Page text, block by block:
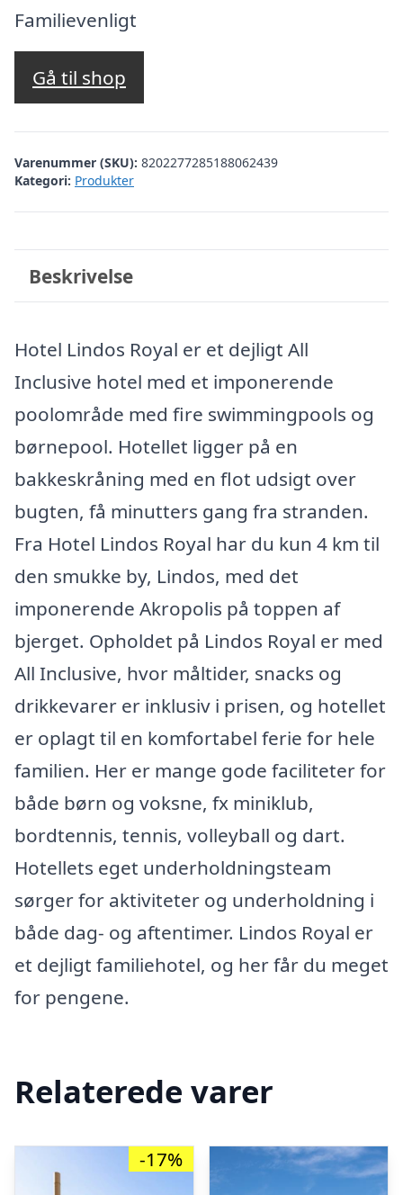
pris
var:
Familievenligt
Gå til shop
Varenummer (SKU): 8202277285188062439
Kategori: Produkter
Beskrivelse
Hotel Lindos Royal er et dejligt All
Inclusive hotel med et imponerende
poolområde med fire swimmingpools og
børnepool. Hotellet ligger på en
bakkeskråning med en flot udsigt over
bugten, få minutters gang fra stranden.
Fra Hotel Lindos Royal har du kun 4 km til
den smukke by, Lindos, med det
imponerende Akropolis på toppen af
bjerget. Opholdet på Lindos Royal er med
All Inclusive, hvor måltider, snacks og
drikkevarer er inklusiv i prisen, og hotellet
er oplagt til en komfortabel ferie for hele
familien. Her er mange gode faciliteter for
både børn og voksne, fx miniklub,
bordtennis, tennis, volleyball og dart.
Hotellets eget underholdningsteam
sørger for aktiviteter og underholdning i
både dag- og aftentimer. Lindos Royal er
et dejligt familiehotel, og her får du meget
for pengene.
Relaterede varer
-17%